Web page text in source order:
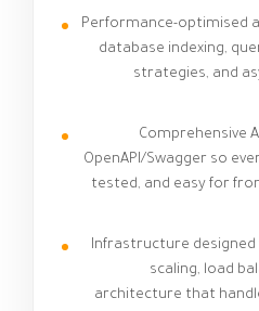
Performance-optimised
database indexing,
strategies, and
Comprehensive
OpenAPI/Swagger so
tested, and easy for
Infrastructure
scaling, load
architecture that